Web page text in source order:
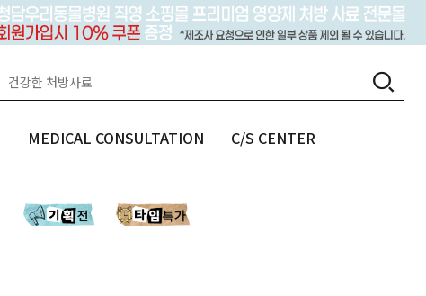
MEDICAL CONSULTATION C/S CENTER